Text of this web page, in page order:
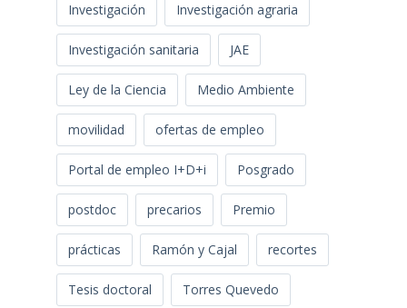
Investigación Investigación agraria
Investigación sanitaria JAE
Ley de la Ciencia Medio Ambiente
movilidad ofertas de empleo
Portal de empleo I+D+i Posgrado
postdoc precarios Premio
prácticas Ramón y Cajal recortes
Tesis doctoral Torres Quevedo